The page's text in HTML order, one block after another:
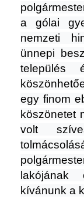
a gólai
nemzeti
ünnepi
település
egy finom
köszönetet
volt
kívánunk a